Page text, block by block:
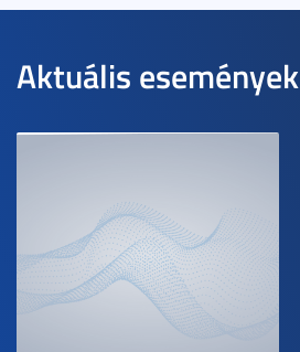
Aktuális események